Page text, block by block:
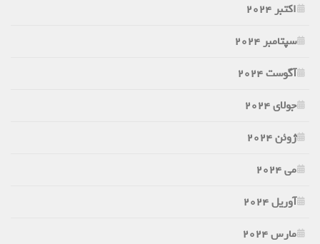
اکتبر 2024
سپتامبر 2024
آگوست 2024
جولای 2024
ژوئن 2024
می 2024
آوریل 2024
مارس 2024